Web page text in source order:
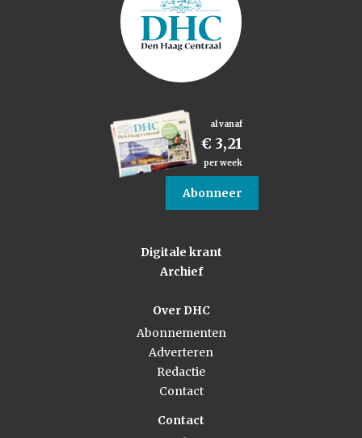
al vanaf
€ 3,21
per week
Abonneer
Digitale krant
Archief
Over DHC
Abonnementen
Adverteren
Redactie
Contact
Contact